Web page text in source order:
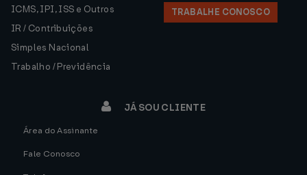
ICMS, IPI, ISS e Outros
IR / Contribuições
Simples Nacional
Trabalho / Previdência
TRABALHE CONOSCO
JÁ SOU CLIENTE
Área do Assinante
Fale Conosco